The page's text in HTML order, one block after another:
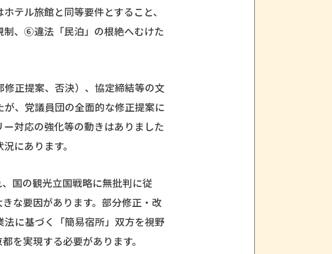
テル旅館と同等要件とすること、
、⑥違法「民泊」の根絶へむけた
正提案、否決）、協定締結等の文
、党議員団の全面的な修正提案に
対応の強化等の動きはありました
にあります。
国の観光立国戦略に無批判に従
な要因があります。部分修正・改
に基づく「簡易宿所」双方を視野
を実現する必要があります。